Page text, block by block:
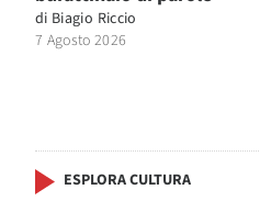
di Biagio Riccio
7 Agosto 2026
ESPLORA CULTURA